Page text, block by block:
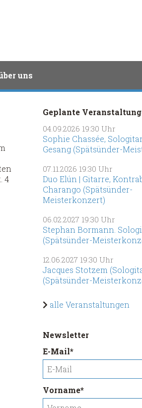
uns
4
Geplante
04.09.2026 19:30 Uhr
Sophie Chassée,
Gesang (Spätsünder-
07.11.2026 19:30 Uhr
Duo Elún | Gitarre,
Charango (Spätsünder-
Meisterkonzert)
06.02.2027 19:30 Uhr
Stephan Bormann.
(Spätsünder-
12.06.2027 19:30 Uhr
Jacques Stotzem
(Spätsünder-
alle Veranstaltungen
Newsletter
Pflichtfeld
E-Mail*
Pflichtfeld
Vorname*